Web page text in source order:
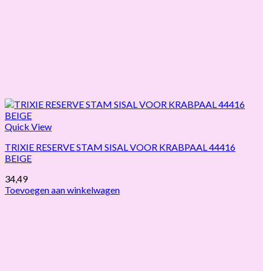
Quick View
TRIXIE RESERVE STAM SISAL VOOR KRABPAAL 44416
BEIGE
34,49
Toevoegen aan winkelwagen